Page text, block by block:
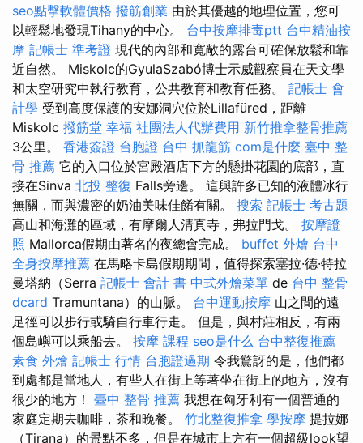
seo點擊軟體價格 撥筋創業 由於其優越的地理位置，您可
以輕鬆地發現Tihany的中心。 台中按摩排毒ptt 台中精油按
摩 記帳士 準考證 現代的內部和寬敞的露台可確保放鬆和靠
近自然。 Miskolc的GyulaSzabó博士示威觀察員在天文學
和太空研究中執行教育，公共教育和教育任務。 記帳士 會
計學 受到高度保護的安娜洞穴位於Lillafüred，距離
Miskolc 撥筋堂 幸福 社團法人代辦費用 新竹推拿整骨推薦
3公里。 香港簽證 台胞證 台中 抓龍筋 com是什麼 臺中 整
骨 推薦 它的入口位於宮殿酒店下方的懸掛花園的底部，直
接在Sinva 北投 整復 Falls旁邊。 這與許多已知的液體冰行
無關，而與濃密的奶油美味佳餚有關。 搜索 記帳士 考古題
高山和海灘的區域，有摩爾人清真寺，弗拉門戈。 按摩證
照 Mallorca假期由著名的夜總會完成。 buffet 外燴 台中
全身按摩推薦 在馬略卡島假期期間，值得探索塞拉·德·特拉
曼塔納（Serra 記帳士 會計 書 中式外燴菜單 de 台中 整骨
dcard Tramuntana）的山脈。 台中運動按摩 山之間的遠
足徑可以步行或騎自行車行走。 但是，與村莊相反，有兩
個島嶼可以乘船去。 按摩 課程 seo是什么 台中整復推薦
素食 外燴 記帳士 行情 台胞證過期 令我驚訝的是，他們都
到處都是當地人，有些人在街上等著坐在街上的地方，沒有
很少的地方！ 臺中 整骨 推薦 我想在匈牙利有一個普通的
家庭定期去咖啡，茶和晚餐。 竹北整復推拿 學按摩 提拉娜
（Tirana）的景點不多，但是在城市上方有一個超級look望